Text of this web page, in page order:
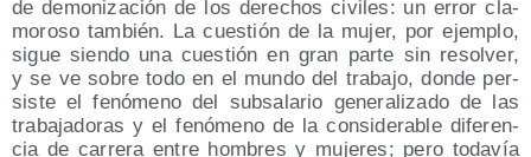
de demo­ni­za­ción de los dere­chos civi­les: un error cla­
mo­ro­so tam­bién. La cues­tión de la mujer, por ejem­plo,
sigue sien­do una cues­tión en gran par­te sin resol­ver,
y se ve sobre todo en el mun­do del tra­ba­jo, don­de per­
sis­te el fenó­meno del sub­sa­la­rio gene­ra­li­za­do de las
tra­ba­ja­do­ras y el fenó­meno de la con­si­de­ra­ble dife­ren­
cia de carre­ra entre hom­bres y muje­res; pero toda­vía